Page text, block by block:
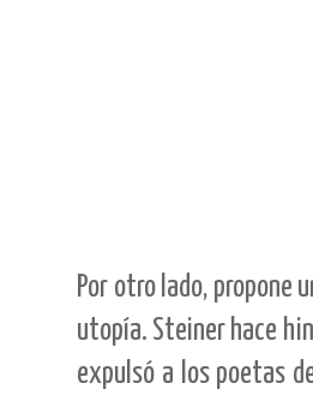
Por otro lado, propone
utopía. Steiner hace
expulsó a los poetas